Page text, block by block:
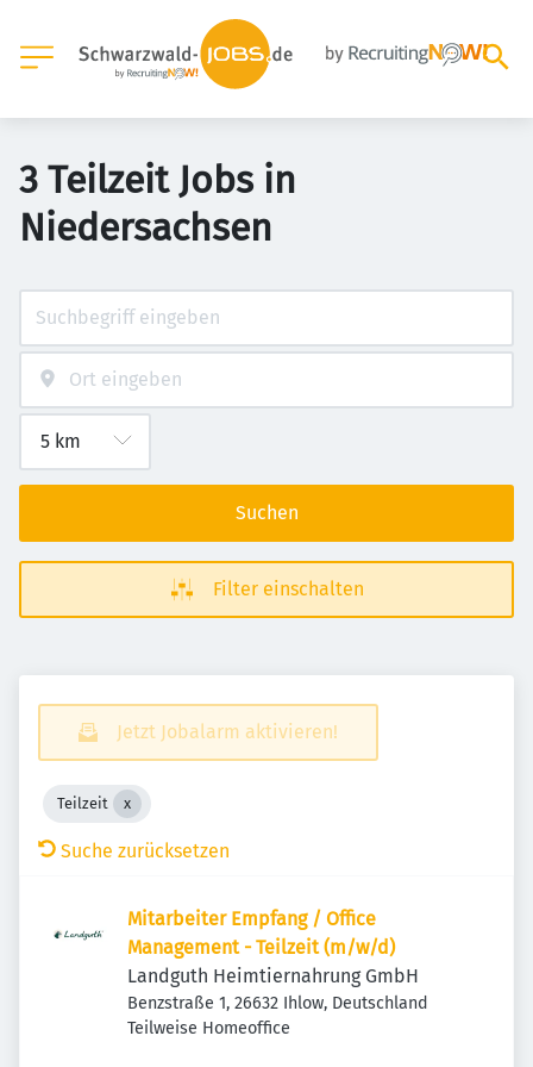
3 Teilzeit Jobs in
Niedersachsen
Suchen
Filter einschalten
Jetzt Jobalarm aktivieren!
Teilzeit
Suche zurücksetzen
Mitarbeiter Empfang / Office
Management - Teilzeit (m/w/d)
Landguth Heimtiernahrung GmbH
Benzstraße 1, 26632 Ihlow, Deutschland
Teilweise Homeoffice